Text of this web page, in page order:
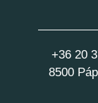
+36 20
8500